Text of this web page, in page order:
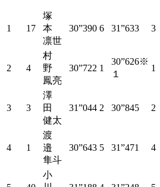
1 17
塚
本
凛世
30”390 6 31”633 3
2 4
村
野
鳳亮
30”722 1
30”626※
１
1
3 3
澤
田
健太
31”044 2 30”845 2
4 1
渡
邉
隼斗
30”643 5 31”471 4
小